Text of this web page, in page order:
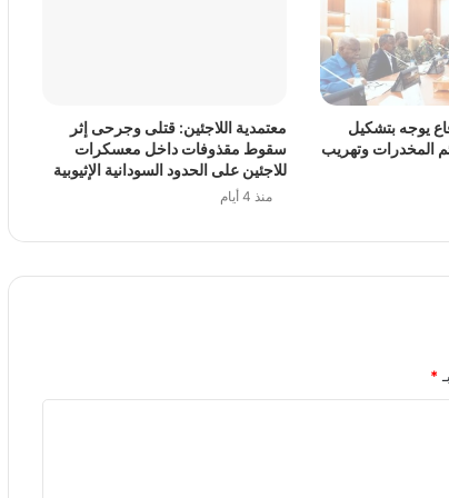
إلكترونية في السودان بعد الحرب
قطاع الحكم والإدارة بمجلس الوزراء يجيز استراتيجية وطنية للسيطرة على الأسلحة الصغيرة حتى 2031 ويقر مذكرة تفاهم مع ليبيريا
البرنامج لمواكبة تحديات ما بعد الحرب
يوجه بتشكيل
المخدرات وتهريب
معتمدية اللاجئين: قتلى وجرحى إثر
سقوط مقذوفات داخل معسكرات
للاجئين على الحدود السودانية الإثيوبية
منذ 4 أيام
*